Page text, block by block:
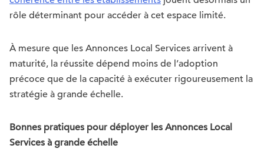
rôle déterminant pour accéder à cet espace limité.
À mesure que les Annonces Local Services arrivent à
maturité, la réussite dépend moins de l’adoption
précoce que de la capacité à exécuter rigoureusement la
stratégie à grande échelle.
Bonnes pratiques pour déployer les Annonces Local
Services à grande échelle